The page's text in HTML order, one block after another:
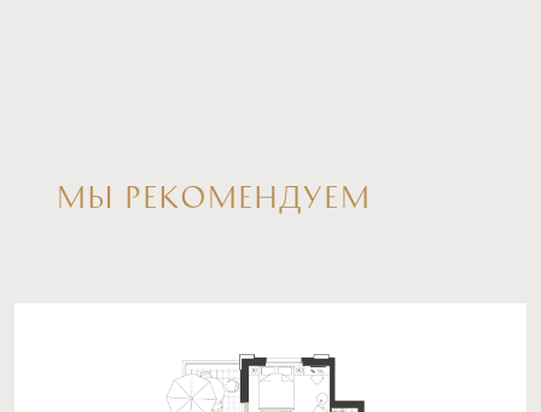
ставка
1-й взнос
Подать заявку
МЫ РЕКОМЕНДУЕМ